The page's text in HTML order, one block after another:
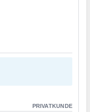
PRIVATKUNDE